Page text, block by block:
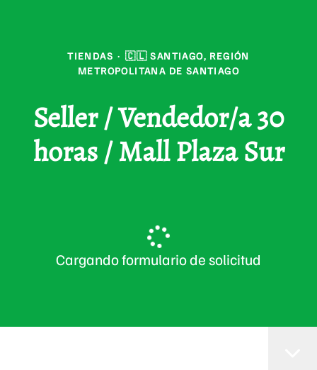
TIENDAS · 🇨🇱 SANTIAGO, REGIÓN
METROPOLITANA DE SANTIAGO
Seller / Vendedor/a 30
horas / Mall Plaza Sur
Cargando formulario de solicitud